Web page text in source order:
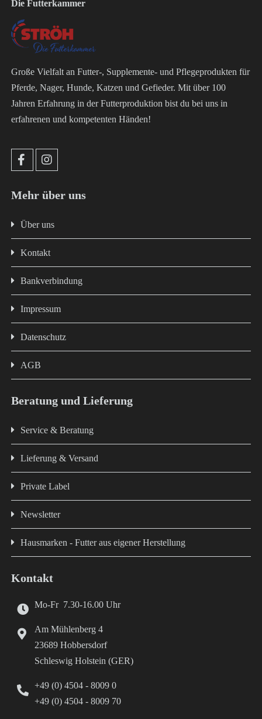
Die Futterkammer
Große Vielfalt an Futter-, Supplemente- und Pflegeprodukten für
Pferde, Nager, Hunde, Katzen und Gefieder. Mit über 100
Jahren Erfahrung in der Futterproduktion bist du bei uns in
erfahrenen und kompetenten Händen!
Mehr über uns
Über uns
Kontakt
Bankverbindung
Impressum
Datenschutz
AGB
Beratung und Lieferung
Service & Beratung
Lieferung & Versand
Private Label
Newsletter
Hausmarken - Futter aus eigener Herstellung
Kontakt
Mo-Fr 7.30-16.00 Uhr
Am Mühlenberg 4
23689 Hobbersdorf
Schleswig Holstein (GER)
+49 (0) 4504 - 8009 0
+49 (0) 4504 - 8009 70